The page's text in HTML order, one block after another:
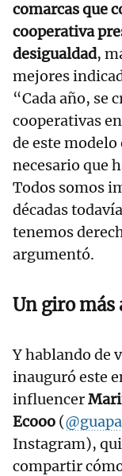
comarcas que
cooperativa
desigualdad,
mejores
“Cada año, se
cooperativas
de este
necesario que
Todos somos
décadas
tenemos
argumentó.
Un giro más
Y hablando de
inauguró este
influencer
Ecooo (
Instagram),
compartir